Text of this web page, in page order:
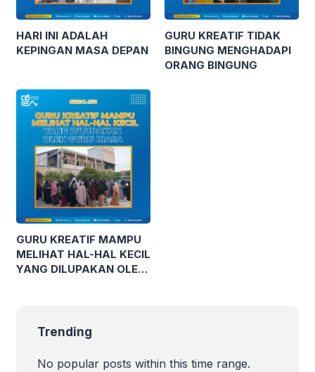
HARI INI ADALAH
KEPINGAN MASA DEPAN
GURU KREATIF TIDAK
BINGUNG MENGHADAPI
ORANG BINGUNG
GURU KREATIF MAMPU
MELIHAT HAL-HAL KECIL
YANG DILUPAKAN OLEH
Trending
No popular posts within this time range.